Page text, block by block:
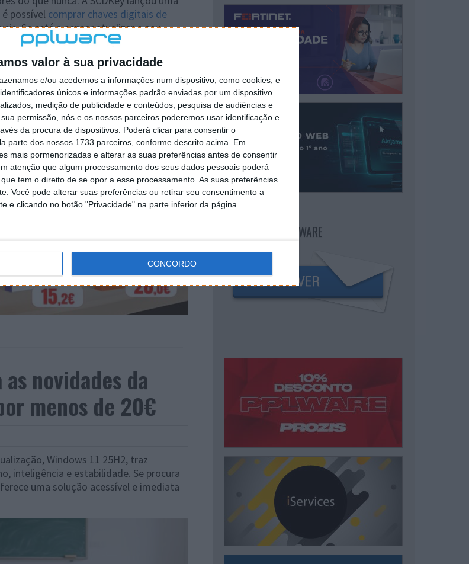
valor à sua privacidade
e/ou acedemos a informações num dispositivo, como cookies, e
únicos e informações padrão enviadas por um dispositivo
medição de publicidade e conteúdos, pesquisa de audiências e
permissão, nós e os nossos parceiros poderemos usar identificação e
da procura de dispositivos. Poderá clicar para consentir o
parte dos nossos 1733 parceiros, conforme descrito acima. Em
mais pormenorizadas e alterar as suas preferências antes de consentir
atenção que algum processamento dos seus dados pessoais poderá
tem o direito de se opor a esse processamento. As suas preferências
Você pode alterar suas preferências ou retirar seu consentimento a
e clicando no botão "Privacidade" na parte inferior da página.
CONCORDO
possível comprar chaves digitais de
Se está a pensar atualizar o seu
10 LTSC 2021, esta é a altura certa
novidades da
menos de 20€
Windows 11 25H2, traz
inteligência e estabilidade. Se procura
uma solução acessível e imediata
NEWSLETTER PPLWARE